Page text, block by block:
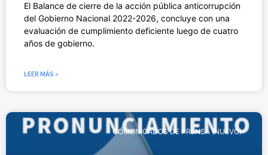
El Balance de cierre de la acción pública anticorrupción
del Gobierno Nacional 2022-2026, concluye con una
evaluación de cumplimiento deficiente luego de cuatro
años de gobierno.
LEER MÁS »
COMUNICADOS DE PRENSA (NUEVO)